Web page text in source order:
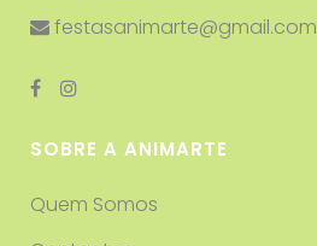
festasanimarte@gmail.com
SOBRE A ANIMARTE
Quem Somos